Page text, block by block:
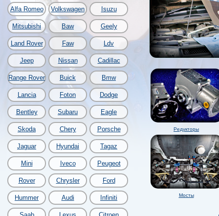
Alfa Romeo Volkswagen Isuzu
Mitsubishi Baw Geely
Land Rover Faw Ldv
Jeep Nissan Cadillac
Range Rover Buick Bmw
Lancia Foton Dodge
Bentley Subaru Eagle
Skoda Chery Porsche
Jaguar Hyundai Tagaz
Mini Iveco Peugeot
Rover Chrysler Ford
Hummer Audi Infiniti
Редукторы
Мосты